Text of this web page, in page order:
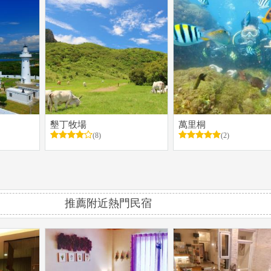
墾丁牧場
(8)
萬里桐
(2)
推薦附近熱門民宿